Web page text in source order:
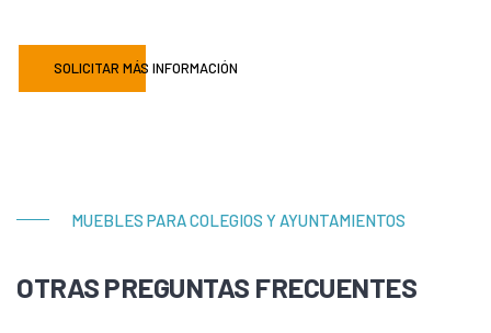
SOLICITAR MÁS INFORMACIÓN
MUEBLES PARA COLEGIOS Y AYUNTAMIENTOS
OTRAS PREGUNTAS FRECUENTES